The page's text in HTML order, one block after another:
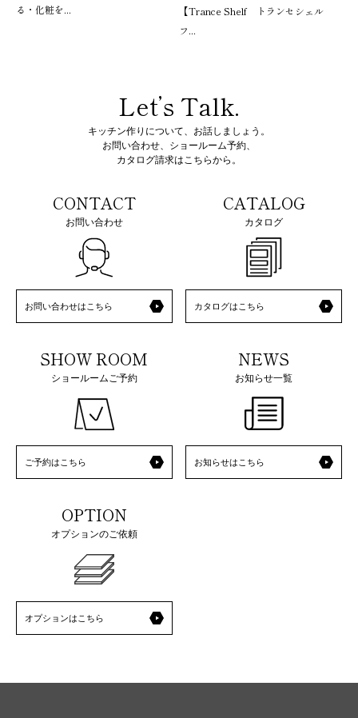
る・化粧を...
【Trance Shelf トランセシェル
フ...
Let’s Talk.
キッチン作りについて、お話しましょう。
お問い合わせ、ショールーム予約、
カタログ請求はこちらから。
CONTACT
お問い合わせ
お問い合わせはこちら
CATALOG
カタログ
カタログはこちら
SHOW ROOM
ショールームご予約
ご予約はこちら
NEWS
お知らせ一覧
お知らせはこちら
OPTION
オプションのご依頼
オプションはこちら